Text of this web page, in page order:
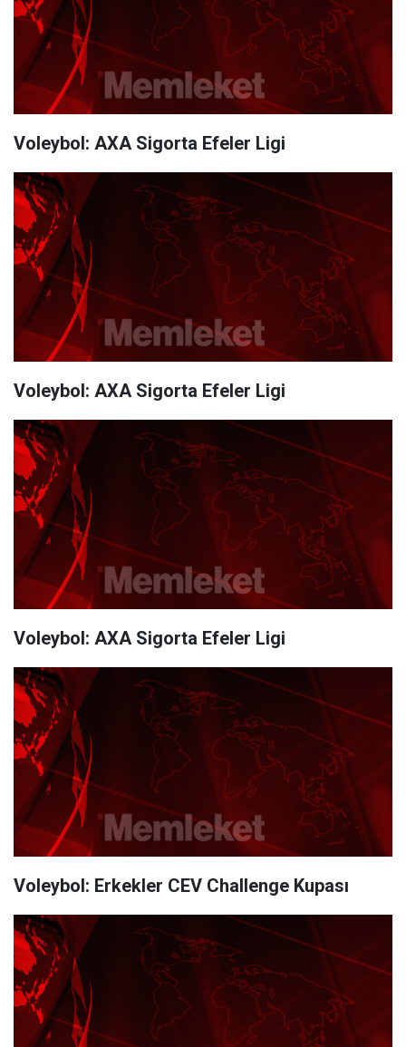
Voleybol: AXA Sigorta Efeler Ligi
Voleybol: AXA Sigorta Efeler Ligi
Voleybol: AXA Sigorta Efeler Ligi
Voleybol: Erkekler CEV Challenge Kupası